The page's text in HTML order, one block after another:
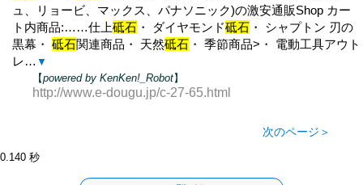
ュ、リョービ、マックス、パナソニック)の激安通販Shop カー
ト内商品:……仕上砥石 ・ ダイヤモンド砥石 ・ シャプトン 刃の
黒幕・砥石関連商品・ 天然砥石 ・ 季節商品>・ 電動工具アウト
レ… ▼
【powered by KenKen!_Robot】
http://www.e-dougu.jp/c-27-65.html
次のページ＞
0.140 秒